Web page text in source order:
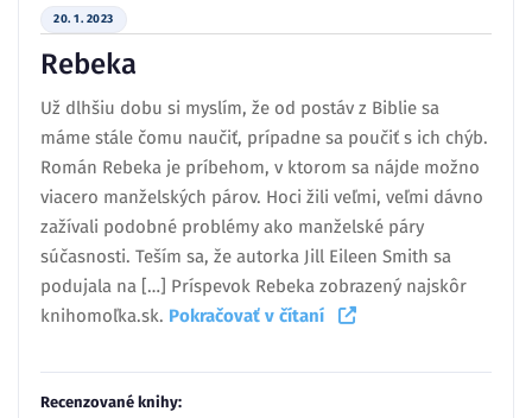
20. 1. 2023
Rebeka
Už dlhšiu dobu si myslím, že od postáv z Biblie sa
máme stále čomu naučiť, prípadne sa poučiť s ich chýb.
Román Rebeka je príbehom, v ktorom sa nájde možno
viacero manželských párov. Hoci žili veľmi, veľmi dávno
zažívali podobné problémy ako manželské páry
súčasnosti. Teším sa, že autorka Jill Eileen Smith sa
podujala na […] Príspevok Rebeka zobrazený najskôr
knihomoľka.sk. Pokračovať v čítaní
Recenzované knihy: